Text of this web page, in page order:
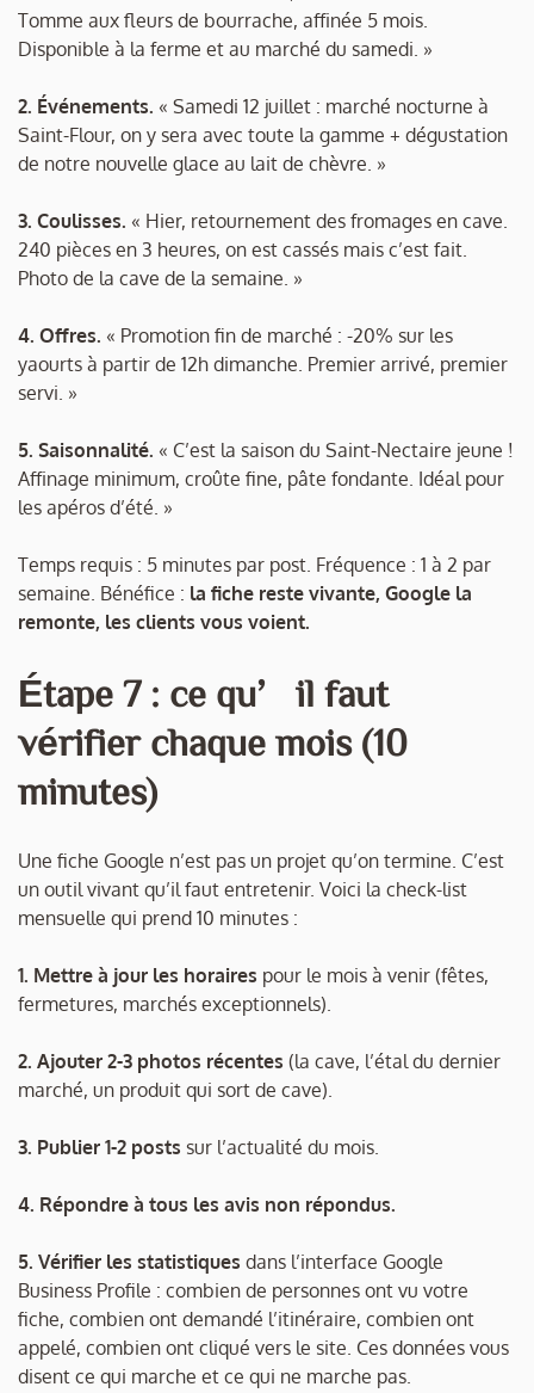
Tomme aux fleurs de bourrache, affinée 5 mois.
Disponible à la ferme et au marché du samedi. »
2. Événements. « Samedi 12 juillet : marché nocturne à
Saint-Flour, on y sera avec toute la gamme + dégustation
de notre nouvelle glace au lait de chèvre. »
3. Coulisses. « Hier, retournement des fromages en cave.
240 pièces en 3 heures, on est cassés mais c’est fait.
Photo de la cave de la semaine. »
4. Offres. « Promotion fin de marché : -20% sur les
yaourts à partir de 12h dimanche. Premier arrivé, premier
servi. »
5. Saisonnalité. « C’est la saison du Saint-Nectaire jeune !
Affinage minimum, croûte fine, pâte fondante. Idéal pour
les apéros d’été. »
Temps requis : 5 minutes par post. Fréquence : 1 à 2 par
semaine. Bénéfice : la fiche reste vivante, Google la
remonte, les clients vous voient.
Étape 7 : ce qu’il faut
vérifier chaque mois (10
minutes)
Une fiche Google n’est pas un projet qu’on termine. C’est
un outil vivant qu’il faut entretenir. Voici la check-list
mensuelle qui prend 10 minutes :
1. Mettre à jour les horaires pour le mois à venir (fêtes,
fermetures, marchés exceptionnels).
2. Ajouter 2-3 photos récentes (la cave, l’étal du dernier
marché, un produit qui sort de cave).
3. Publier 1-2 posts sur l’actualité du mois.
4. Répondre à tous les avis non répondus.
5. Vérifier les statistiques dans l’interface Google
Business Profile : combien de personnes ont vu votre
fiche, combien ont demandé l’itinéraire, combien ont
appelé, combien ont cliqué vers le site. Ces données vous
disent ce qui marche et ce qui ne marche pas.